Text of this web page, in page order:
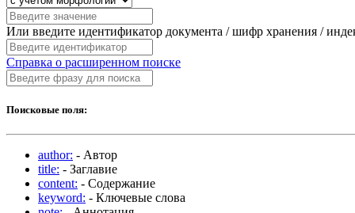
Или введите идентификатор документа / шифр хранения /
Справка о расширенном поиске
Поисковые поля:
author: - Автор
title: - Заглавие
content: - Содержание
keyword: - Ключевые слова